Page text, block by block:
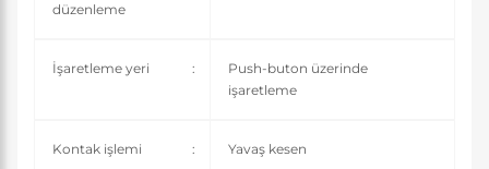
düzenleme
İşaretleme yeri :
Push-buton üzerinde
işaretleme
Kontak işlemi : Yavaş kesen